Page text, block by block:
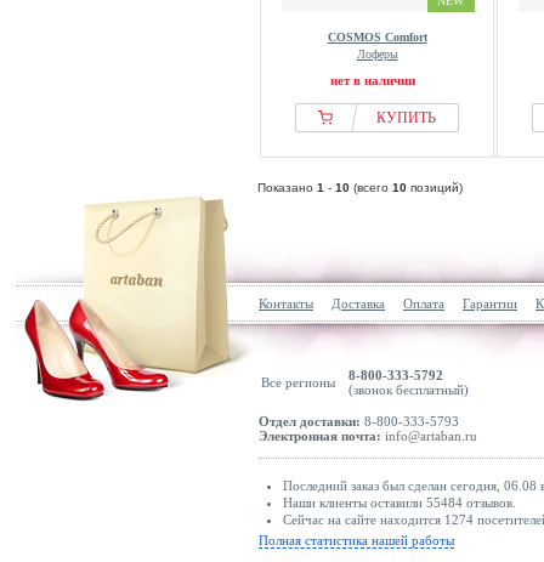
COSMOS Comfort
Лоферы
нет в наличии
КУПИТЬ
Показано 1 - 10 (всего 10 позиций)
Контакты Доставка Оплата Гарантии
Все регионы
8-800-333-5792
(звонок бесплатный)
Отдел доставки: 8-800-333-5793
Электронная почта: info@artaban.ru
Последний заказ был сделан сегодня,
Наши клиенты оставили 55484 отзывов.
Сейчас на сайте находится 1274
Полная статистика нашей работы